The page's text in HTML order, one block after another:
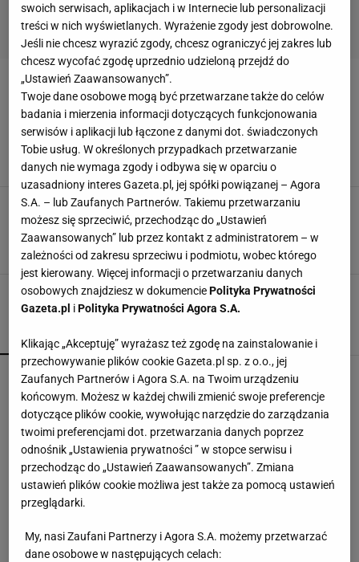
CIASTO PYCHOTKA
Polacy mają sentyment do tego ciasta. Gdy
wjeżdża na stół, zapominamy nawet o serniku
CIASTA DOMOWE CIASTO CIASTO PYCHOTKA
Ciasto Pychotka - sprawdzony przepis na
warstwowe ciasto bez pieczenia. Będzie w sam
raz na Wielkanoc
CIASTA CIASTA BEZ PIECZENIA CIASTO
POPULARNE NAJNOWSZE
Nie robię już zapiekanki z cukinii. Ten patent
jest o niebo lepszy
Nie wrzucaj samych jagód do pierogów. Dodatek
może uratować całe danie
produkty, prostota i smak bez kompromisów
MATERIAŁ PROMOCYJNY
swoich serwisach, aplikacjach i w Internecie lub personalizacji
treści w nich wyświetlanych. Wyrażenie zgody jest dobrowolne.
Jeśli nie chcesz wyrazić zgody, chcesz ograniczyć jej zakres lub
chcesz wycofać zgodę uprzednio udzieloną przejdź do
„Ustawień Zaawansowanych”.
Twoje dane osobowe mogą być przetwarzane także do celów
badania i mierzenia informacji dotyczących funkcjonowania
serwisów i aplikacji lub łączone z danymi dot. świadczonych
Tobie usług. W określonych przypadkach przetwarzanie
danych nie wymaga zgody i odbywa się w oparciu o
uzasadniony interes Gazeta.pl, jej spółki powiązanej – Agora
S.A. – lub Zaufanych Partnerów. Takiemu przetwarzaniu
możesz się sprzeciwić, przechodząc do „Ustawień
Zaawansowanych” lub przez kontakt z administratorem – w
zależności od zakresu sprzeciwu i podmiotu, wobec którego
jest kierowany. Więcej informacji o przetwarzaniu danych
osobowych znajdziesz w dokumenciePolityka Prywatności
Gazeta.pl iPolityka Prywatności Agora S.A.
Klikając „Akceptuję” wyrażasz też zgodę na zainstalowanie i
przechowywanie plików cookie Gazeta.pl sp. z o.o., jej
Zaufanych Partnerów i Agora S.A. na Twoim urządzeniu
końcowym. Możesz w każdej chwili zmienić swoje preferencje
dotyczące plików cookie, wywołując narzędzie do zarządzania
twoimi preferencjami dot. przetwarzania danych poprzez
odnośnik „Ustawienia prywatności ” w stopce serwisu i
przechodząc do „Ustawień Zaawansowanych”. Zmiana
ustawień plików cookie możliwa jest także za pomocą ustawień
przeglądarki.
My, nasi Zaufani Partnerzy i Agora S.A. możemy przetwarzać
dane osobowe w następujących celach: